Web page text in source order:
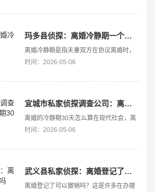
产冻结是一项重要措施。许多当事人在面
冻结一般多长时间”，这关系到他们的权益
玛多县侦探：离婚冷静期一个月怎么算
离婚冷静期是指夫妻双方在协议离婚时，
必须经过一段时间的冷静思考，这段期间
一些基本步骤：提出离婚申请：夫妻双方
婚申请。填写申请表：双方需要填写《离
时间：2026-05-06
宜城市私家侦探调查公司：离婚的冷静期30天怎么算
离婚的冷静期30天怎么算在现代社会，离
婚已成为许多夫妻面对感情破裂时的一种
冷静思考，我国相关法律规定了“离婚冷静
期。那么，*这30天具体是怎么算的？*本
时间：2026-05-06
武义县私家侦探：离婚登记了可以撤销吗
离婚登记了可以撤销吗？这是许多在办理